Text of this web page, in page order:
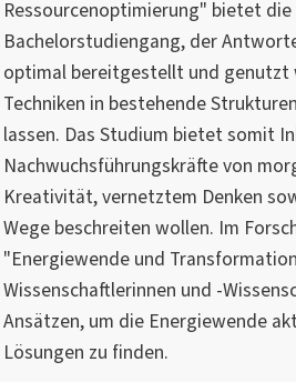
Ressourcenoptimierung" bietet die
Bachelorstudiengang, der
optimal bereitgestellt und genutzt
Techniken in bestehende
lassen. Das Studium bietet somit
Nachwuchsführungskräfte von
Kreativität, vernetztem Denken
Wege beschreiten wollen. Im
"Energiewende und
Wissenschaftlerinnen und -
Ansätzen, um die Energiewende
Lösungen zu finden.